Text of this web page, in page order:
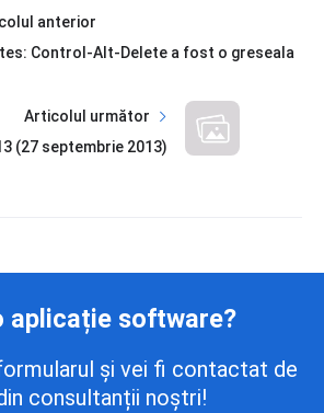
anterior
Control-Alt-Delete a fost o greseala
Articolul următor
(27 septembrie 2013)
aplicație software?
și vei fi contactat de
consultanții noștri!